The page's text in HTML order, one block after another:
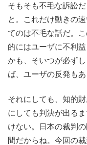
そもそも不毛な訴訟
と。これだけ動きの
てのは不毛な話だ。
的にはユーザに不利
かも、そいつが必ず
ば、ユーザの反発もあ
それにしても、知的
にしても判決が出る
けない。日本の裁判
間だからね。今回の